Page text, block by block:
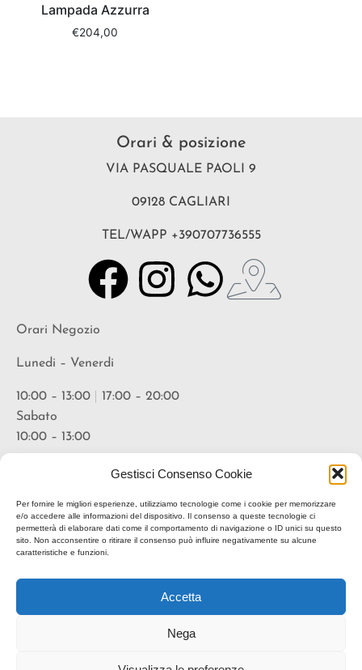
Gestisci Consenso Cookie
Per fornire le migliori esperienze, utilizziamo tecnologie come i cookie per memorizzare
e/o accedere alle informazioni del dispositivo. Il consenso a queste tecnologie ci
permetterà di elaborare dati come il comportamento di navigazione o ID unici su questo
sito. Non acconsentire o ritirare il consenso può influire negativamente su alcune
caratteristiche e funzioni.
Accetta
Nega
Lampada Azzurra
€204,00
Orari & posizione
VIA PASQUALE PAOLI 9
09128 CAGLIARI
TEL/WAPP +390707736555
Orari Negozio
Lunedi – Venerdi
10:00 – 13:00
17:00 – 20:00
Sabato
10:00 – 13:00
Lunedi – Venerdi
18:00 – 20:30
* suggerita prenotazione